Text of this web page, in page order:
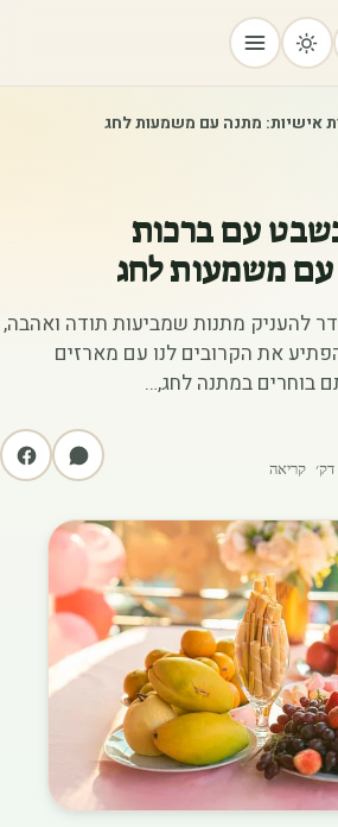
אישיות: מתנה עם משמעות לחג
עם ברכות
משמעות לחג
להעניק מתנות שמביעות תודה ואהבה,
את הקרובים לנו עם מארזים
בוחרים במתנה לחג,…
דק׳ קריאה